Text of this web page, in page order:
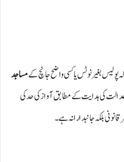
بغیر نوٹس یا کسی واضح جانچ کےمساجد
کی ہدایت کے مطابق آواز کی حد کی
بلکہ جانبدارانہ ہے۔